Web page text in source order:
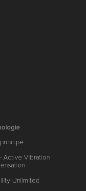
Active Vibration
Unlimited